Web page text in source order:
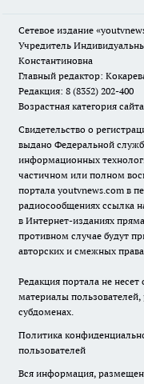
Сетевое издание
Учредитель
Константиновна
Главный редактор:
Редакция: 8 (8352) 202-400
Возрастная категория
Свидетельство о
выдано Федеральной
информационных
частичном или полном
портала youtvnews.com в
радиосообщениях ссылка
в Интернет-изданиях
противном случае будут
авторских и смежных
Редакция портала не
материалы
субдоменах.
Политика
пользователей
Вся информация,